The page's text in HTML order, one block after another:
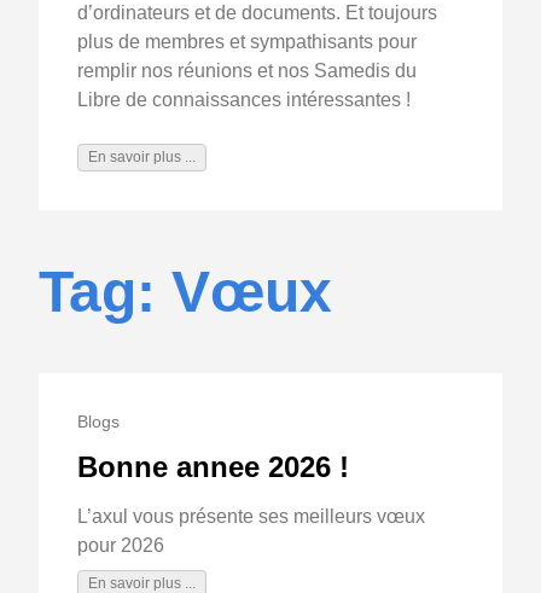
d’ordinateurs et de documents. Et toujours
plus de membres et sympathisants pour
remplir nos réunions et nos Samedis du
Libre de connaissances intéressantes !
En savoir plus ...
Tag: Vœux
Blogs
Bonne annee 2026 !
L’axul vous présente ses meilleurs vœux
pour 2026
En savoir plus ...